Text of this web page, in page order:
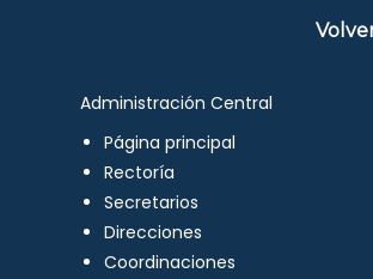
Administración Central
Página principal
Rectoría
Secretarios
Direcciones
Coordinaciones